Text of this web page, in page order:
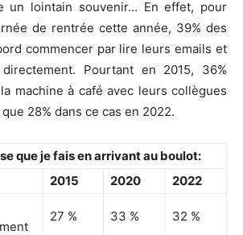
un lointain souvenir… En effet, pour
de rentrée cette année, 39% des
commencer par lire leurs emails et
Pourtant en 2015, 36%
machine à café avec leurs collègues
28% dans ce cas en 2022.
que je fais en arrivant au boulot:
2015 2020
2022
27 % 33 % 32 %